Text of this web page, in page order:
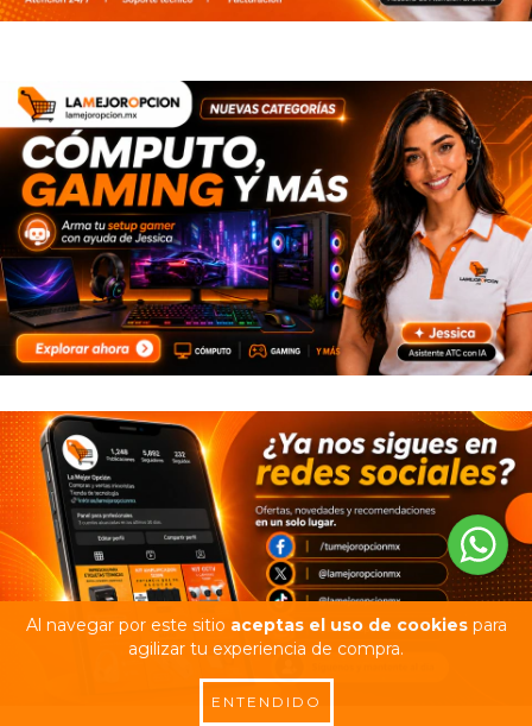
Al navegar por este sitio aceptas el uso de cookiespara
agilizar tu experiencia de compra.
ENTENDIDO